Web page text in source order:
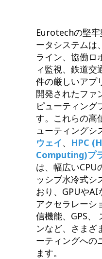
Eurotechの堅
ータシステムは
ライン、協働ロ
ィ監視、鉄道交
件の厳しいアプ
開発されたファ
ピューティング
す。これらの高
ューティングシ
ウェイ、 HPC
Computing)プ
は、幅広いCPU
ッシブ水冷式シ
おり、GPUやAI
アクセラレーシ
信機能、GPS、
ンなど、さまざ
ーティングへの
ます。